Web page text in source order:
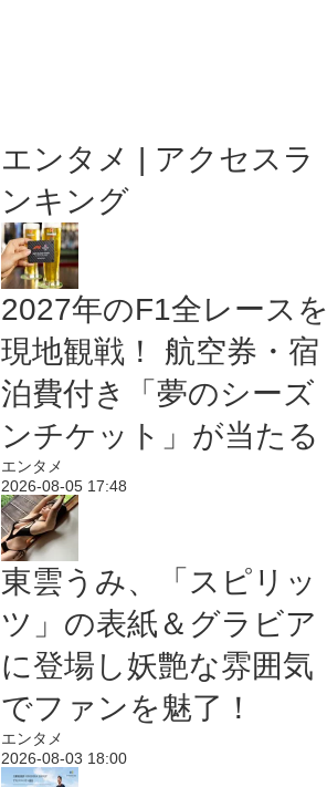
エンタメ | アクセスラ
ンキング
2027年のF1全レースを
現地観戦！ 航空券・宿
泊費付き「夢のシーズ
ンチケット」が当たる
エンタメ
2026-08-05 17:48
東雲うみ、「スピリッ
ツ」の表紙＆グラビア
に登場し妖艶な雰囲気
でファンを魅了！
エンタメ
2026-08-03 18:00